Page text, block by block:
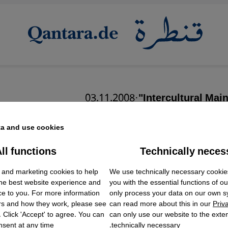
·
03.11.2008
interkulturelle
der
and use cookies.
Technically
We use technically necessary
you with the essential functions of
only process your data on our own
can read more about this in our
can only use our website to the
functions
marketing cookies to help
best website experience and
to you. For more information
and how they work, please see
Click 'Accept' to agree. You can
Embed / Facebook Connect
Twitter Embed
Instagram Embed
Youtube Embed
Google Maps Embed